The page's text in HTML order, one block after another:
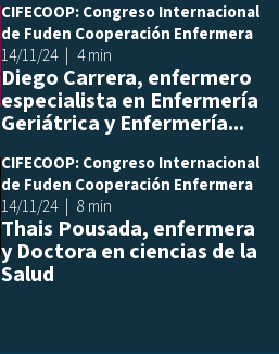
CIFECOOP: Congreso Internacional
de Fuden Cooperación Enfermera
14/11/24
4 min
Diego Carrera, enfermero
especialista en Enfermería
Geriátrica y Enfermería...
CIFECOOP: Congreso Internacional
de Fuden Cooperación Enfermera
14/11/24
8 min
Thais Pousada, enfermera
y Doctora en ciencias de la
Salud